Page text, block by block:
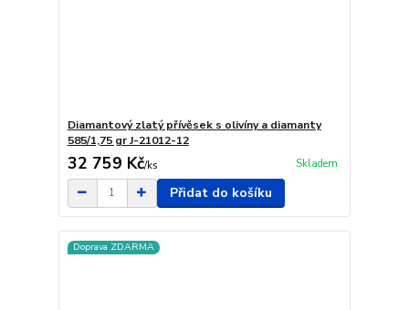
Diamantový zlatý přívěsek s olivíny a diamanty
585/1,75 gr J-21012-12
32 759 Kč/ks Skladem
Přidat do košíku
Doprava ZDARMA